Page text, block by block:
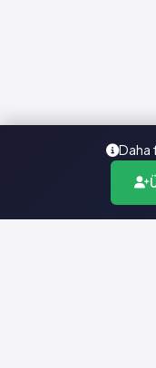
Daha